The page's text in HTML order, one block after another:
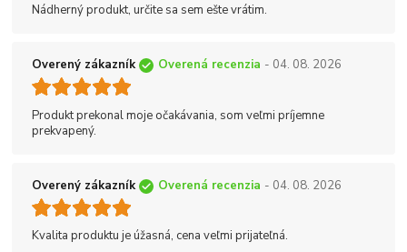
Nádherný produkt, určite sa sem ešte vrátim.
Overený zákazník Overená recenzia - 04. 08. 2026
Produkt prekonal moje očakávania, som veľmi príjemne
prekvapený.
Overený zákazník Overená recenzia - 04. 08. 2026
Kvalita produktu je úžasná, cena veľmi prijateľná.